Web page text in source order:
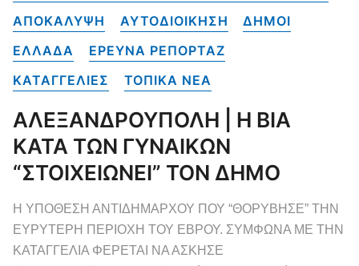
ΑΠΟΚΑΛΥΨΗ
ΑΥΤΟΔΙΟΙΚΗΣΗ
ΔΗΜΟΙ
ΕΛΛΑΔΑ
ΕΡΕΥΝΑ ΡΕΠΟΡΤΑΖ
ΚΑΤΑΓΓΕΛΙΕΣ
ΤΟΠΙΚΑ NEA
ΑΛΕΞΑΝΔΡΟΥΠΟΛΗ | Η ΒΙΑ
ΚΑΤΑ ΤΩΝ ΓΥΝΑΙΚΩΝ
“ΣΤΟΙΧΕΙΩΝΕΙ” ΤΟΝ ΔΗΜΟ
Η ΥΠΟΘΕΣΗ ΑΝΤΙΔΗΜΑΡΧΟΥ ΠΟΥ “ΘΟΡΥΒΗΣΕ” ΤΗΝ
ΕΥΡΥΤΕΡΗ ΠΕΡΙΟΧΗ ΤΟΥ ΕΒΡΟΥ. ΣΥΜΦΩΝΑ ΜΕ ΤΗΝ
ΚΑΤΑΓΓΕΛΙΑ ΦΕΡΕΤΑΙ ΝΑ ΑΣΚΗΣΕ